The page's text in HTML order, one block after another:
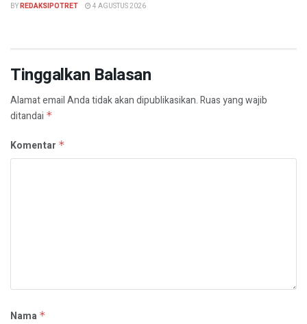
BYREDAKSIPOTRET 4 AGUSTUS 2026
Tinggalkan Balasan
Alamat email Anda tidak akan dipublikasikan.Ruas yang wajib
ditandai *
Komentar *
Nama *